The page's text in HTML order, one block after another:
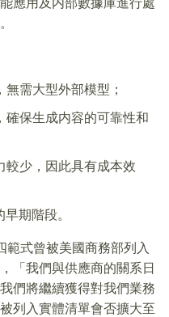
需大型外部模型；
確保生成内容的可靠性和
較少，因此具有成本效
期階段。
範式曾被美國商務部列入
「我們與供應商的關系日
們將繼續獲得對我們業務
列入實體清單會否擴大至